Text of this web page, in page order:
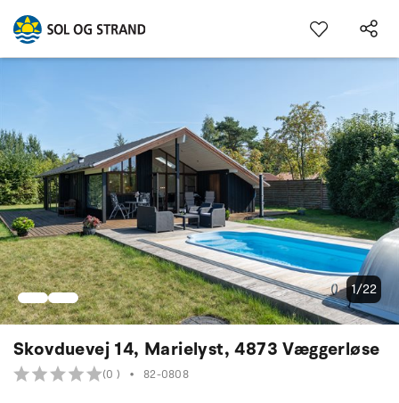
Skovduevej 14, Marielyst, 4873 Væggerløse
(0 ) • 82-0808
1/22